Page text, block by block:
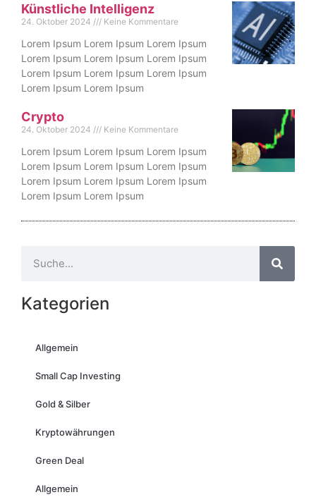
Kategorien
Allgemein
Small Cap Investing
Gold & Silber
Kryptowährungen
Green Deal
Allgemein
Künstliche Intelligenz
24. Oktober 2024 Keine Kommentare
Lorem Ipsum Lorem Ipsum Lorem Ipsum
Lorem Ipsum Lorem Ipsum Lorem Ipsum
Lorem Ipsum Lorem Ipsum Lorem Ipsum
Lorem Ipsum Lorem Ipsum
Crypto
24. Oktober 2024 Keine Kommentare
Lorem Ipsum Lorem Ipsum Lorem Ipsum
Lorem Ipsum Lorem Ipsum Lorem Ipsum
Lorem Ipsum Lorem Ipsum Lorem Ipsum
Lorem Ipsum Lorem Ipsum